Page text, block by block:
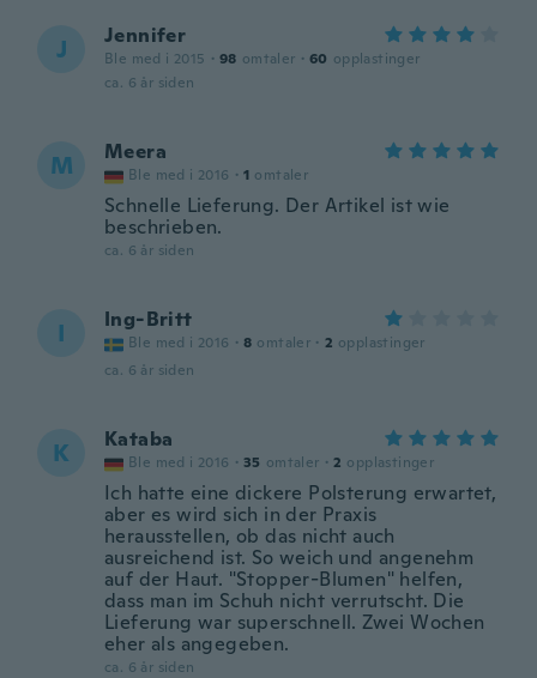
J Jennifer
Ble med i 2015 · 98 omtaler · 60 opplastinger
ca. 6 år siden
M Meera
Ble med i 2016 · 1 omtaler
Schnelle Lieferung. Der Artikel ist wie
beschrieben.
ca. 6 år siden
I Ing-Britt
Ble med i 2016 · 8 omtaler · 2 opplastinger
ca. 6 år siden
K Kataba
Ble med i 2016 · 35 omtaler · 2 opplastinger
Ich hatte eine dickere Polsterung erwartet,
aber es wird sich in der Praxis
herausstellen, ob das nicht auch
ausreichend ist. So weich und angenehm
auf der Haut. "Stopper-Blumen" helfen,
dass man im Schuh nicht verrutscht. Die
Lieferung war superschnell. Zwei Wochen
eher als angegeben.
ca. 6 år siden